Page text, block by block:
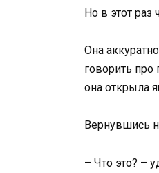
Но в этот раз
Она
говорить про
она открыла
Вернувшись
– Что это? –